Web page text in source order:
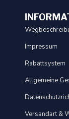
Impressum
Rabattsystem
Allgemeine
Versandart &